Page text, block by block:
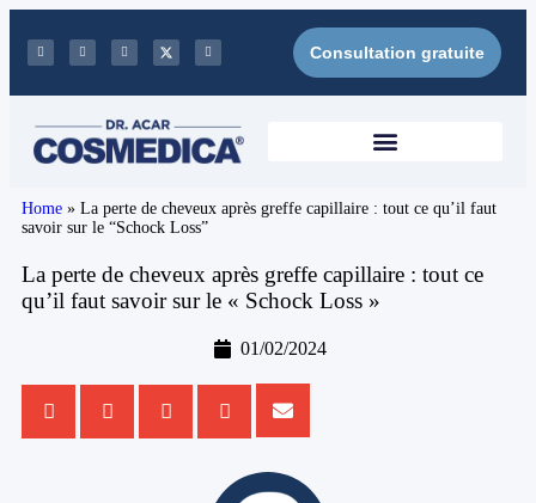
Consultation gratuite
Home » La perte de cheveux après greffe capillaire : tout ce qu’il faut
savoir sur le “Schock Loss”
La perte de cheveux après greffe capillaire : tout ce
qu’il faut savoir sur le « Schock Loss »
01/02/2024